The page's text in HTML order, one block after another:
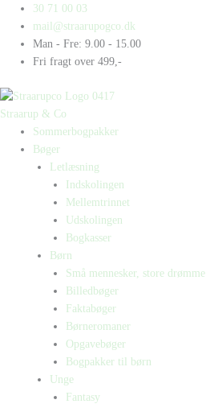
indholdet
30 71 00 03
mail@straarupogco.dk
Man - Fre: 9.00 - 15.00
Fri fragt over 499,-
Straarup & Co
Sommerbogpakker
Bøger
Letlæsning
Indskolingen
Mellemtrinnet
Udskolingen
Bogkasser
Børn
Små mennesker, store drømme
Billedbøger
Faktabøger
Børneromaner
Opgavebøger
Bogpakker til børn
Unge
Fantasy
Products
search
Products
search
Lennon